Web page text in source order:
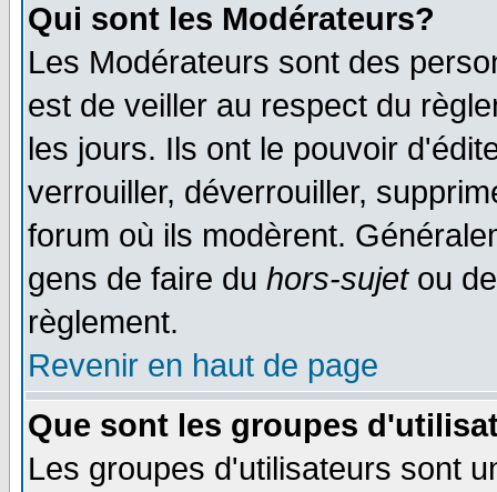
Qui sont les Modérateurs?
Les Modérateurs sont des
est de veiller au respect du
les jours. Ils ont le pouvoir
verrouiller, déverrouiller,
forum où ils modèrent.
gens de faire du hors-sujetou
règlement.
Revenir en haut de page
Que sont les groupes
Les groupes d'utilisateurs sont